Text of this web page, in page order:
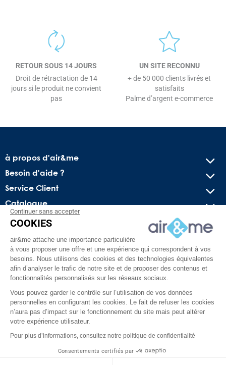
RETOUR SOUS 14 JOURS
Droit de rétractation de 14
jours si le produit ne convient
pas
UN SITE RECONNU
+ de 50 000 clients livrés et
satisfaits
Palme d’argent e-commerce
à propos d'air&me
Besoin d'aide ?
Service Client
Catalogue
Recevez nos offres spéciales !
Conseils pratiques, bons plans exclusifs et actus sur l’air
intérieur. Pas de spam, juré !
FacebookYouTubePinterestInstagramTikTok
Continuer sans accepter
COOKIES
air&me attache une importance particulière
à vous proposer une offre et une expérience qui correspondent à vos
besoins. Nous utilisons des cookies et des technologies équivalentes
afin d’analyser le trafic de notre site et de proposer des contenus et
fonctionnalités personnalisés sur les réseaux sociaux.
Vous pouvez garder le contrôle sur l’utilisation de vos données
personnelles en configurant les cookies. Le fait de refuser les cookies
n’aura pas d’impact sur le fonctionnement du site mais peut altérer
votre expérience utilisateur.
Pour plus d’informations, consultez notre politique de confidentialité
Consentements certifiés par